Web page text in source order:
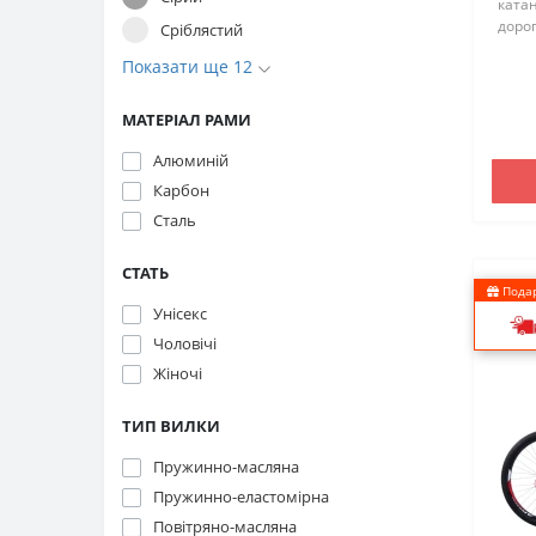
Сріблястий
Показати ще 12
МАТЕРІАЛ РАМИ
Алюминій
Карбон
Сталь
СТАТЬ
Унісекс
Чоловічі
Жіночі
ТИП ВИЛКИ
Пружинно-масляна
Пружинно-еластомірна
Повітряно-масляна
він